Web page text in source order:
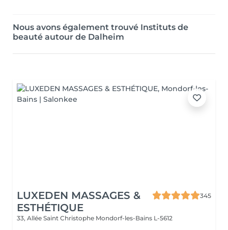
Nous avons également trouvé Instituts de
beauté autour de Dalheim
LUXEDEN MASSAGES &
ESTHÉTIQUE
345
33, Allée Saint Christophe Mondorf-les-Bains L-5612